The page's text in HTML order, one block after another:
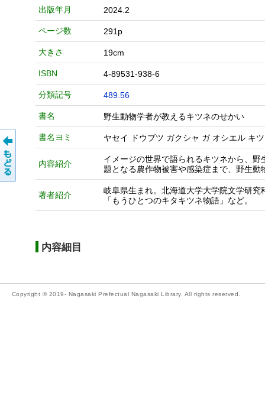
出版年月 2024.2
ページ数 291p
大きさ 19cm
ISBN 4-89531-938-6
分類記号 489.56
書名 野生動物学者が教えるキツネのせかい
書名ヨミ ヤセイ ドウブツ ガクシャ ガ オシエル キ
内容紹介
イメージの世界で語られるキツネから、
題となる農作物被害や感染症まで、野生
著者紹介
岐阜県生まれ。北海道大学大学院文学研
「もうひとつのキタキツネ物語」など。
内容細目
Copyright © 2019- Nagasaki Prefectual Nagasaki Library. All rights reserved.